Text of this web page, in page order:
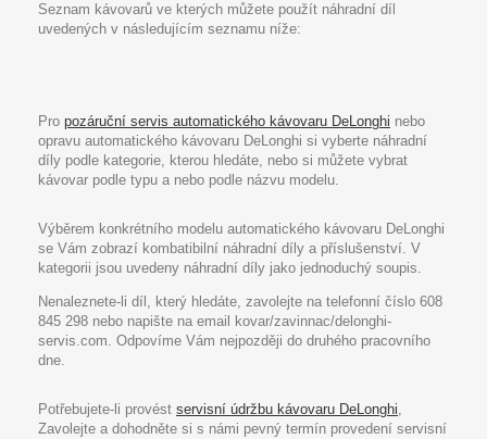
Seznam kávovarů ve kterých můžete použít náhradní díl
uvedených v následujícím seznamu níže:
Pro pozáruční servis automatického kávovaru DeLonghi nebo
opravu automatického kávovaru DeLonghi si vyberte náhradní
díly podle kategorie, kterou hledáte, nebo si můžete vybrat
kávovar podle typu a nebo podle názvu modelu.
Výběrem konkrétního modelu automatického kávovaru DeLonghi
se Vám zobrazí kombatibilní náhradní díly a příslušenství. V
kategorii jsou uvedeny náhradní díly jako jednoduchý soupis.
Nenaleznete-li díl, který hledáte, zavolejte na telefonní číslo 608
845 298 nebo napište na email kovar/zavinnac/delonghi-
servis.com. Odpovíme Vám nejpozději do druhého pracovního
dne.
Potřebujete-li provést servisní údržbu kávovaru DeLonghi,
Zavolejte a dohodněte si s námi pevný termín provedení servisní